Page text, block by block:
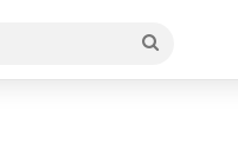
Procurar
por